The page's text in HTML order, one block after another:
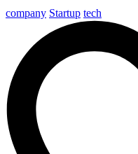
company Startup tech